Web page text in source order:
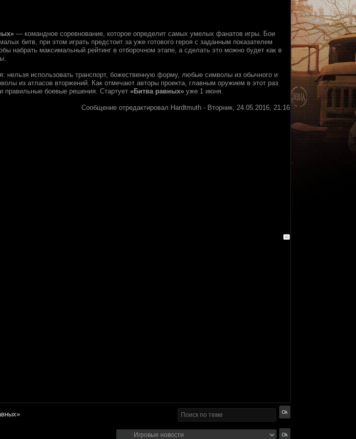
— командное соревнование, которое определит самых умелых фанатов игры. Бои
битв, при этом играть предстоит за уже готового героя с заданным показателем
набрать максимальный рейтинг в отборочном этапе, а сделать это можно будет как в
нельзя использовать транспорт, божественную форму, любые символы из обычного и
из атласов вторжений. Как отмечают авторы проекта, главным оружием в этот раз
правильные боевые решения. Стартует «Битва равных» уже 1 июня.
Сообщение отредактировал Hardtmuth - Вторник, 24.05.2016, 21:16